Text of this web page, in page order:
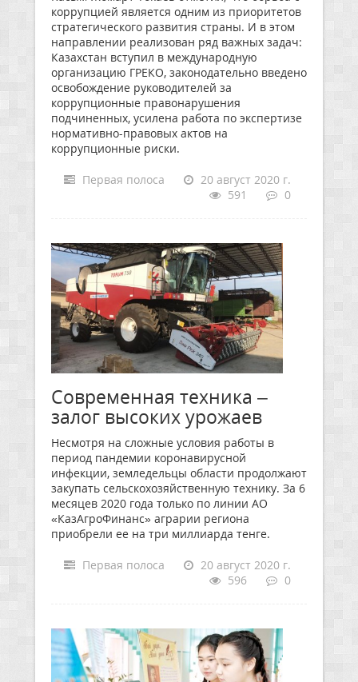
коррупцией является одним из приоритетов
стратегического развития страны. И в этом
направлении реализован ряд важных задач:
Казахстан вступил в международную
организацию ГРЕКО, законодательно введено
освобождение руководителей за
коррупционные правонарушения
подчиненных, усилена работа по экспертизе
нормативно-правовых актов на
коррупционные риски.
Первая полоса
20 август 2020 г.
591
0
Современная техника –
залог высоких урожаев
Несмотря на сложные условия работы в
период пандемии коронавирусной
инфекции, земледельцы области продолжают
закупать сельскохозяйственную технику. За 6
месяцев 2020 года только по линии АО
«КазАгроФинанс» аграрии региона
приобрели ее на три миллиарда тенге.
Первая полоса
20 август 2020 г.
596
0